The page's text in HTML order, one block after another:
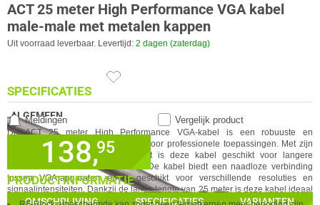
ACT 25 meter High Performance VGA kabel
male-male met metalen kappen
Uit voorraad leverbaar. Levertijd: 2 dagen (zaterdag)
De ACT 25 meter High Performance VGA-kabel is een robuuste en
betrouwbare verbindingsoplossing voor professionele toepassingen. Met zijn
metalen kappen en hoge kwaliteit is deze kabel geschikt voor langere
afstanden zonder kwaliteitsverlies. De kabel biedt een naadloze verbinding
tussen VGA-apparaten en is geschikt voor verschillende resoluties en
signaalintensiteiten. Dankzij de lange lengte van 25 meter is deze kabel ideaal
voor kantoren, presentatieruimtes en andere omgevingen waar een extra
138,95
IN WINKELMAND
✓ 30 dagen bedenktermijn!
✓ 60 maanden garantie!
✓ Achteraf betalen!
Vergelijk product
Meldingen
GA NAAR
OMSCHRIJVING SPECIFICATIES
VARIANTEN
SPECIFICATIES
ALGEMEEN
Eigenschap Waarde
Aderdoorsnede
28 AWG
Adermateriaal
Koper
Afschermingstype
Aluminium Mylar, 85 vlecht
Connector A
VGA HD Dsub 15pin male x1
PRODUCTINFORMATIE